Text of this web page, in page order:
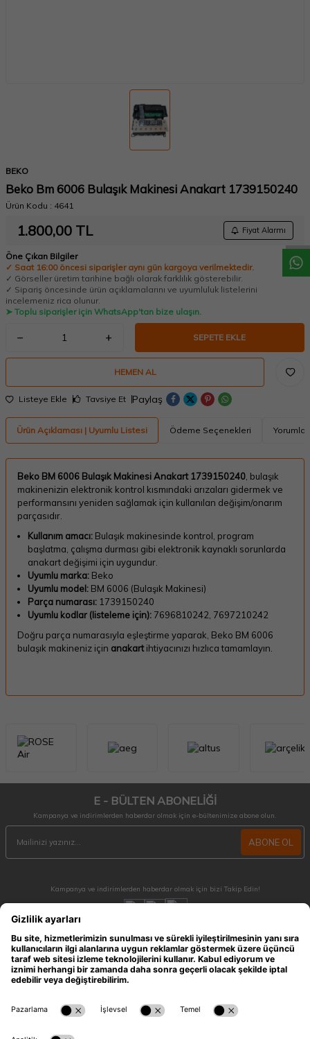
W
h
a
t
a
p
p
D
e
s
t
e
H
a
t
t
BEKO
Beko Bm 6006 Bulaşık Makinesi Anakart 1739150240
Ürün Kodu : 4641
1.800,00 TL Fiyat Alarmı
Öne Çıkan Bilgiler
✓ Saat 16:00 öncesi siparişler aynı gün kargoya verilmektedir.
✓ Görseller üretim tarihine bağlı olarak farklılık gösterebilir.
✓ Sipariş öncesinde ürün açıklamalarını ve uyumluluk listelerini
incelemeniz rica olunur.
➤ Toplu siparişler için WhatsApp'tan bize ulaşın.
SEPETE EKLE
HEMEN AL
Listeye Ekle Tavsiye Et Paylaş
Ürün Açıklaması | Uyumlu Listesi Ödeme Seçenekleri Yorumlar
Beko BM 6006 Bulaşık Makinesi Anakart 1739150240, bulaşık
makinenizin elektronik kontrol kısmındaki arızaları gidermek ve
performansını yeniden sağlamak için kullanılan değişim/onarım
parçasıdır.
Kullanım amacı: Bulaşık makinesinde kontrol, program
başlatma, çalışma durması gibi elektronik kaynaklı sorunlarda
anakart değişimi için uygundur.
Uyumlu marka: Beko
Uyumlu model: BM 6006 (Bulaşık Makinesi)
Parça numarası: 1739150240
Uyumlu kodlar (listeleme için): 7696810242, 7697210242
Doğru parça numarasıyla eşleştirme yaparak, Beko BM 6006
bulaşık makineniz için anakartihtiyacınızı hızlıca tamamlayın.
E - BÜLTEN ABONELİĞİ
Kampanya ve indirimlerden haberdar olmak için e-bültenimize abone olun.
ABONE OL
Kampanya ve indirimlerden haberdar olmak için bizi Takip Edin!
MÜŞTERİ HİZMETLERİ
Hafta içi 09:30 - 18:30 / Hafta sonu 10:00 - 17:00 arası merak ettiğiniz tüm sorular ve
siparişleriniz için ulaşabilirsiniz.
ÖNEMLİ BİLGİLER